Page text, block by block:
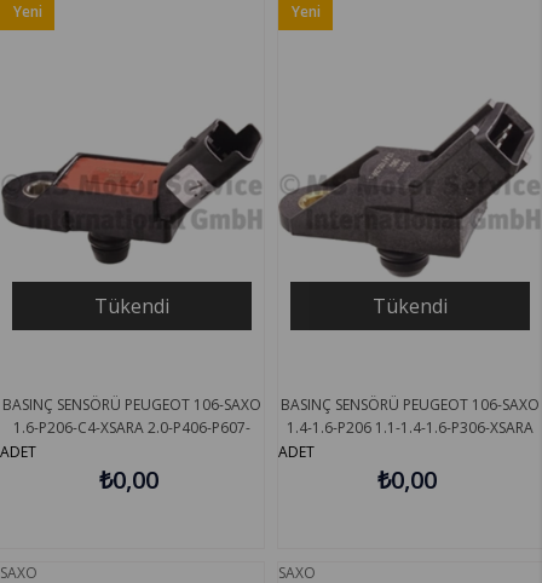
Tükendi
BASINÇ SENSÖRÜ PEUGEOT 106-SAXO
1.6-P206-C4-XSARA 2.0-P406-P607-
P807 3.0-P407-C5 1.8-2.0-3.0
PIERBURG 718222050
ADET
₺0,00
Yeni
Tükendi
BASINÇ SENSÖRÜ PEUGEOT 106-SAXO
1.4-1.6-P206 1.1-1.4-1.6-P306-XSARA
1.4-1.6-1.8-2.0-P406-C5 1.8-2.0
PIERBURG 718222190
ADET
₺0,00
Yeni
SAXO SAXO